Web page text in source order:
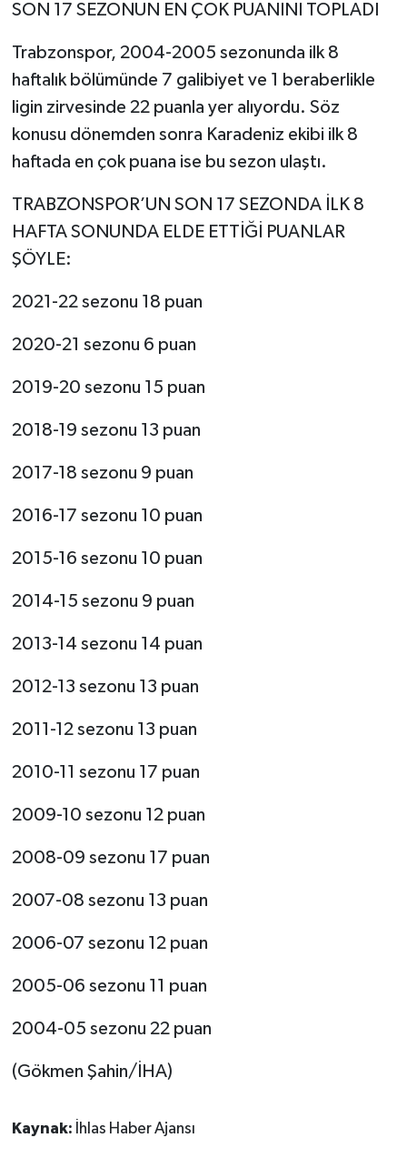
SON 17 SEZONUN EN ÇOK PUANINI TOPLADI
Trabzonspor, 2004-2005 sezonunda ilk 8
haftalık bölümünde 7 galibiyet ve 1 beraberlikle
ligin zirvesinde 22 puanla yer alıyordu. Söz
konusu dönemden sonra Karadeniz ekibi ilk 8
haftada en çok puana ise bu sezon ulaştı.
TRABZONSPOR’UN SON 17 SEZONDA İLK 8
HAFTA SONUNDA ELDE ETTİĞİ PUANLAR
ŞÖYLE:
2021-22 sezonu 18 puan
2020-21 sezonu 6 puan
2019-20 sezonu 15 puan
2018-19 sezonu 13 puan
2017-18 sezonu 9 puan
2016-17 sezonu 10 puan
2015-16 sezonu 10 puan
2014-15 sezonu 9 puan
2013-14 sezonu 14 puan
2012-13 sezonu 13 puan
2011-12 sezonu 13 puan
2010-11 sezonu 17 puan
2009-10 sezonu 12 puan
2008-09 sezonu 17 puan
2007-08 sezonu 13 puan
2006-07 sezonu 12 puan
2005-06 sezonu 11 puan
2004-05 sezonu 22 puan
(Gökmen Şahin/İHA)
Kaynak: İhlas Haber Ajansı